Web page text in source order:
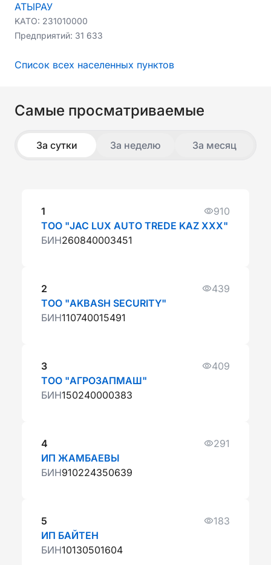
АТЫРАУ
KATO: 231010000
Предприятий: 31 633
Список всех населенных пунктов
Самые просматриваемые
За сутки За неделю За месяц
1
910
ТОО "JAC LUX AUTO TREDE KAZ ХХХ"
БИН260840003451
2
439
ТОО "AKBASH SECURITY"
БИН110740015491
3
409
ТОО "АГРОЗАПМАШ"
БИН150240000383
4
291
ИП ЖАМБАЕВЫ
БИН910224350639
5
183
ИП БАЙТЕН
БИН10130501604